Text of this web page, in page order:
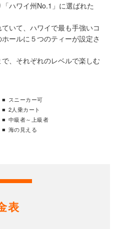
ハワイ州No.1」に選ばれた
いて、ハワイで最も手強いコ
ールに５つのティーが設定さ
、それぞれのレベルで楽しむ
スニーカー可
2人乗カート
中級者～上級者
海の見える
表